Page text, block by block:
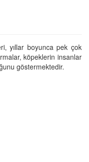
yıllar boyunca pek çok
köpeklerin insanlar
göstermektedir.